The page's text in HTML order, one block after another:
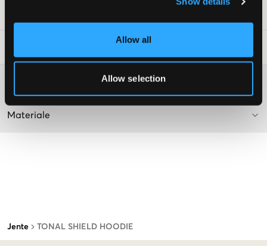
Allow all
Allow selection
Jente TONAL SHIELD HOODIE
Materiale